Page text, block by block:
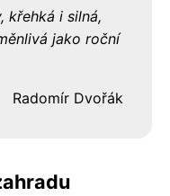
křehká i silná,
jako roční
Radomír Dvořák